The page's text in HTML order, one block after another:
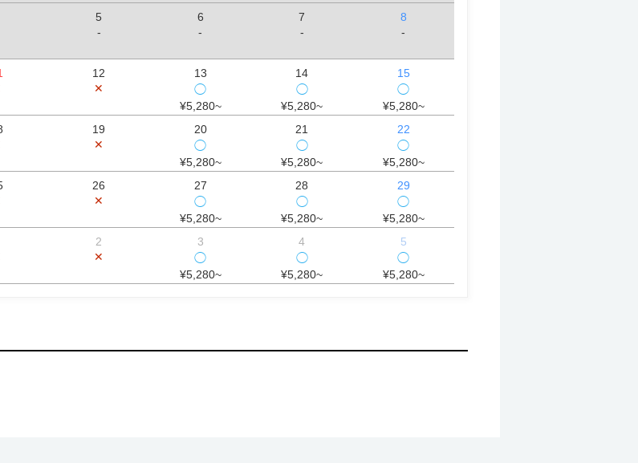
5
-
6
-
7
-
8
-
12
✕
13
◯
¥5,280~
14
◯
¥5,280~
15
◯
¥5,280~
19
✕
20
◯
¥5,280~
21
◯
¥5,280~
22
◯
¥5,280~
26
✕
27
◯
¥5,280~
28
◯
¥5,280~
29
◯
¥5,280~
2
✕
3
◯
¥5,280~
4
◯
¥5,280~
5
◯
¥5,280~